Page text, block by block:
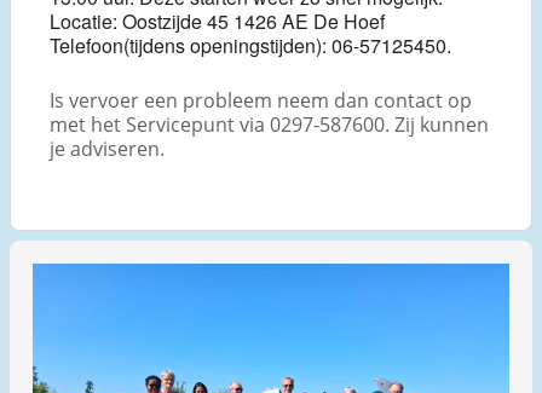
Locatie: Oostzijde 45 1426 AE De Hoef
Telefoon(tijdens openingstijden): 06-57125450.
Is vervoer een probleem neem dan contact op
met het Servicepunt via 0297-587600. Zij kunnen
je adviseren.